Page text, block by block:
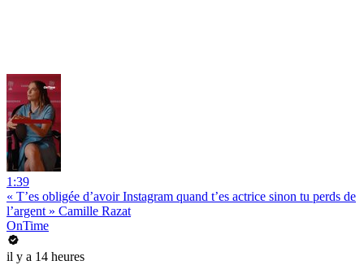
1:39
« T’es obligée d’avoir Instagram quand t’es actrice sinon tu perds de
l’argent » Camille Razat
OnTime
il y a 14 heures